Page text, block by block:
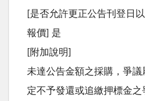
[是否允許更正公告刊登日
報價] 是
[附加說明]
未達公告金額之採購，爭
定不予發還或追繳押標金之